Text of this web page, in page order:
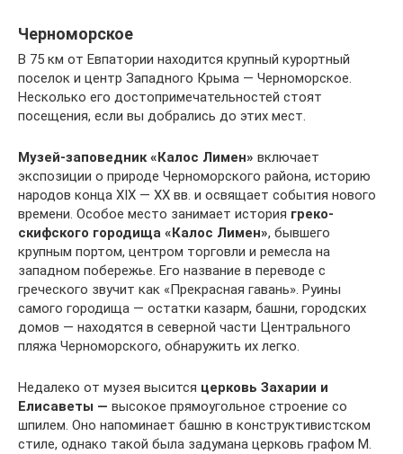
Черноморское
В 75 км от Евпатории находится крупный курортный
поселок и центр Западного Крыма — Черноморское.
Несколько его достопримечательностей стоят
посещения, если вы добрались до этих мест.
Музей-заповедник «Калос Лимен» включает
экспозиции о природе Черноморского района, историю
народов конца XIX — XX вв. и освящает события нового
времени. Особое место занимает история греко-
скифского городища «Калос Лимен», бывшего
крупным портом, центром торговли и ремесла на
западном побережье. Его название в переводе с
греческого звучит как «Прекрасная гавань». Руины
самого городища — остатки казарм, башни, городских
домов — находятся в северной части Центрального
пляжа Черноморского, обнаружить их легко.
Недалеко от музея высится церковь Захарии и
Елисаветы — высокое прямоугольное строение со
шпилем. Оно напоминает башню в конструктивистском
стиле, однако такой была задумана церковь графом М.